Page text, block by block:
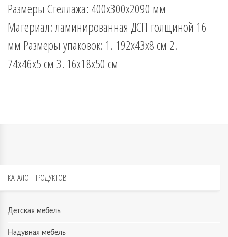
Размеры Стеллажа: 400х300х2090 мм
Материал: ламинированная ДСП толщиной 16
мм Размеры упаковок: 1. 192х43х8 см 2.
74х46х5 см 3. 16х18х50 см
КАТАЛОГПРОДУКТОВ
Детская мебель
Надувная мебель